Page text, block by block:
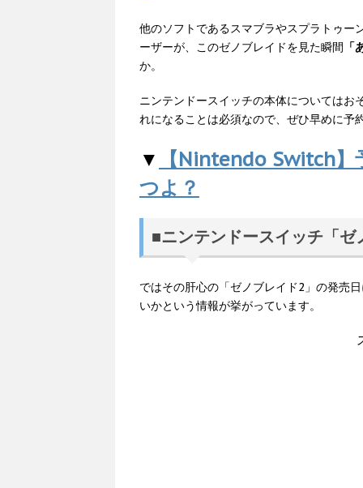
他のソフトであるスマブラやスプラトゥ
ーザーが、このゼノブレイドを見た瞬間 「
か。
ニンテンドースイッチの本体についてはお
れになることは必須なので、ぜひ早めに予
▼
【Nintendo Switch
つよ？
■ニンテンドースイッチ「
ではその肝心の「ゼノブレイド2」の発売
いかという情報が挙がっています。